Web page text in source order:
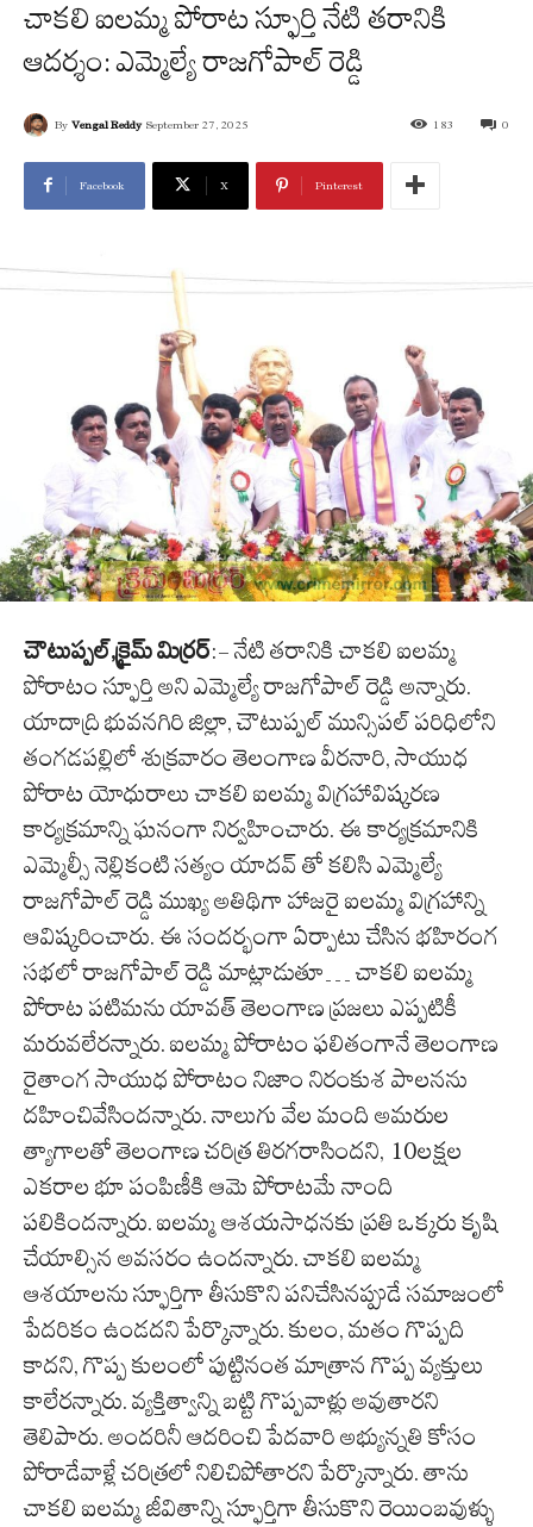
చాకలి ఐలమ్మ పోరాట స్ఫూర్తి నేటి తరానికి
ఆదర్శం: ఎమ్మెల్యే రాజగోపాల్ రెడ్డి
By Vengal Reddy September 27, 2025 0
183
Facebook X Pinterest
చౌటుప్పల్,క్రైమ్ మిర్రర్:- నేటి తరానికి చాకలి ఐలమ్మ
పోరాటం స్ఫూర్తి అని ఎమ్మెల్యే రాజగోపాల్ రెడ్డి అన్నారు.
యాదాద్రి భువనగిరి జిల్లా, చౌటుప్పల్ మున్సిపల్ పరిధిలోని
తంగడపల్లిలో శుక్రవారం తెలంగాణ వీరనారి, సాయుధ
పోరాట యోధురాలు చాకలి ఐలమ్మ విగ్రహావిష్కరణ
కార్యక్రమాన్ని ఘనంగా నిర్వహించారు. ఈ కార్యక్రమానికి
ఎమ్మెల్సీ నెల్లికంటి సత్యం యాదవ్ తో కలిసి ఎమ్మెల్యే
రాజగోపాల్ రెడ్డి ముఖ్య అతిథిగా హాజరై ఐలమ్మ విగ్రహాన్ని
ఆవిష్కరించారు. ఈ సందర్భంగా ఏర్పాటు చేసిన భహిరంగ
సభలో రాజగోపాల్ రెడ్డి మాట్లాడుతూ… చాకలి ఐలమ్మ
పోరాట పటిమను యావత్‌ తెలంగాణ ప్రజలు ఎప్పటికీ
మరువలేరన్నారు. ఐలమ్మ పోరాటం ఫలితంగానే తెలంగాణ
రైతాంగ సాయుధ పోరాటం నిజాం నిరంకుశ పాలనను
దహించివేసిందన్నారు. నాలుగు వేల మంది అమరుల
త్యాగాలతో తెలంగాణ చరిత్ర తిరగరాసిందని, 10లక్షల
ఎకరాల భూ పంపిణీకి ఆమె పోరాటమే నాంది
పలికిందన్నారు. ఐలమ్మ ఆశయసాధనకు ప్రతి ఒక్కరు కృషి
చేయాల్సిన అవసరం ఉందన్నారు. చాకలి ఐలమ్మ
ఆశయాలను స్ఫూర్తిగా తీసుకొని పనిచేసినప్పుడే సమాజంలో
పేదరికం ఉండదని పేర్కొన్నారు. కులం, మతం గొప్పది
కాదని, గొప్ప కులంలో పుట్టినంత మాత్రాన గొప్ప వ్యక్తులు
కాలేరన్నారు. వ్యక్తిత్వాన్ని బట్టి గొప్పవాళ్లు అవుతారని
తెలిపారు. అందరినీ ఆదరించి పేదవారి అభ్యున్నతి కోసం
పోరాడేవాళ్లే చరిత్రలో నిలిచిపోతారని పేర్కొన్నారు. తాను
చాకలి ఐలమ్మ జీవితాన్ని స్ఫూర్తిగా తీసుకొని రెయింబవుళ్ళు